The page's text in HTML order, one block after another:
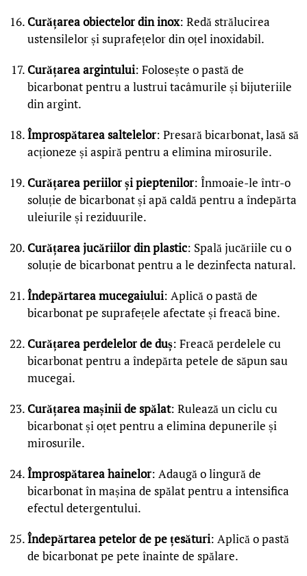
Curățarea obiectelor din inox: Redă strălucirea
ustensilelor și suprafețelor din oțel inoxidabil.
Curățarea argintului: Folosește o pastă de
bicarbonat pentru a lustrui tacâmurile și bijuteriile
din argint.
Împrospătarea saltelelor: Presară bicarbonat, lasă să
acționeze și aspiră pentru a elimina mirosurile.
Curățarea periilor și pieptenilor: Înmoaie-le într-o
soluție de bicarbonat și apă caldă pentru a îndepărta
uleiurile și reziduurile.
Curățarea jucăriilor din plastic: Spală jucăriile cu o
soluție de bicarbonat pentru a le dezinfecta natural.
Îndepărtarea mucegaiului: Aplică o pastă de
bicarbonat pe suprafețele afectate și freacă bine.
Curățarea perdelelor de duș: Freacă perdelele cu
bicarbonat pentru a îndepărta petele de săpun sau
mucegai.
Curățarea mașinii de spălat: Rulează un ciclu cu
bicarbonat și oțet pentru a elimina depunerile și
mirosurile.
Împrospătarea hainelor: Adaugă o lingură de
bicarbonat în mașina de spălat pentru a intensifica
efectul detergentului.
Îndepărtarea petelor de pe țesături: Aplică o pastă
de bicarbonat pe pete înainte de spălare.